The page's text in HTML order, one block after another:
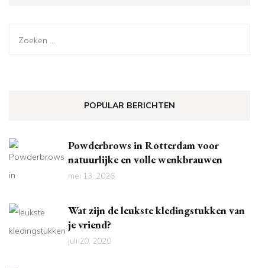
Zoeken
POPULAR BERICHTEN
Powderbrows in Rotterdam voor
natuurlijke en volle wenkbrauwen
mei 13, 2026
Wat zijn de leukste kledingstukken van
je vriend?
juli 20, 2020